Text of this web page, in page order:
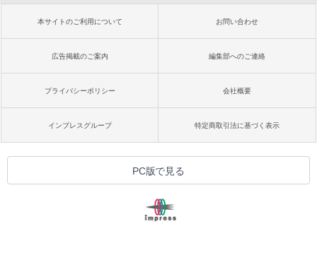
本サイトのご利用について お問い合わせ
広告掲載のご案内 編集部へのご連絡
プライバシーポリシー 会社概要
インプレスグループ 特定商取引法に基づく表示
PC版で見る